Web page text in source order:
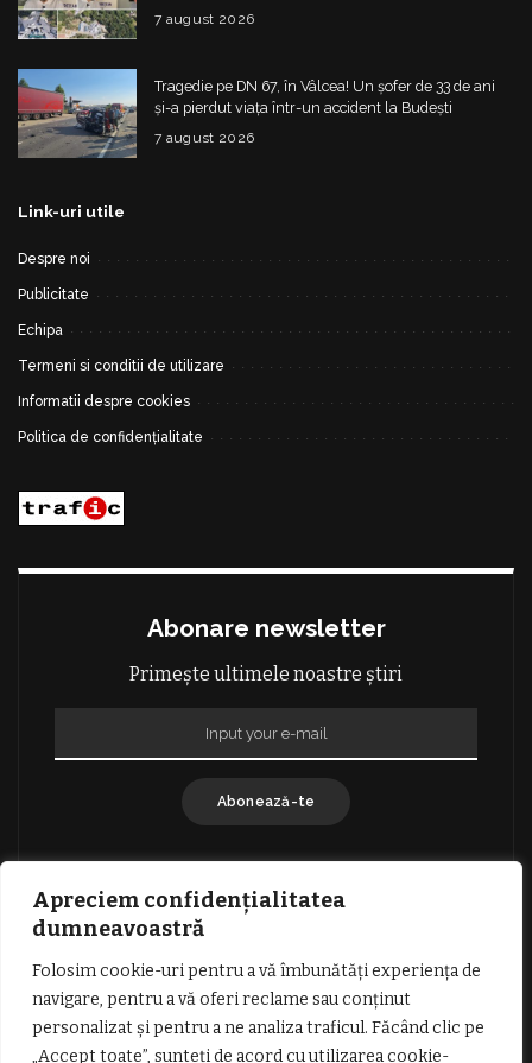
Apreciem confidențialitatea
dumneavoastră
Folosim cookie-uri pentru a vă îmbunătăți experiența de
navigare, pentru a vă oferi reclame sau conținut
personalizat și pentru a ne analiza traficul. Făcând clic pe
„Accept toate”, sunteți de acord cu utilizarea cookie-
construită
7 august 2026
Tragedie pe DN 67, în Vâlcea! Un șofer de 33 de ani
și-a pierdut viața într-un accident la Budești
7 august 2026
Link-uri utile
Despre noi
Publicitate
Echipa
Termeni si conditii de utilizare
Informatii despre cookies
Politica de confidențialitate
Abonare newsletter
Primește ultimele noastre știri
Abonează-te
TERMENI SI CONDITII DE UTILIZARE
INFORMATII DESPRE COOKIES
DESPRE NOI
PUBLICITATE